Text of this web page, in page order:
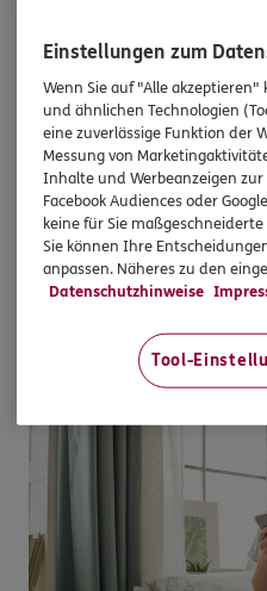
Kieferorthopädie
Einzigartiger Schutz mit
Für die Zahngesundheit
uns: Sie erhalten
angeratener oder
Behandlung.
Einstellungen zum
Wenn Sie auf "Alle akzeptieren"
und ähnlichen Technologien
eine zuverlässige Funktion der
Messung von
Inhalte und Werbeanzeigen
Facebook Audiences oder
keine für Sie
Sie können Ihre
anpassen. Näheres zu den
Datenschutzhinweise
Tool-